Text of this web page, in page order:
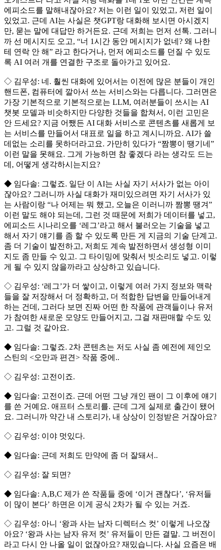
에피소드를 말해내잖아요? 저는 이런 일이 있었고, 저런 일이
있었고. 근데 AI는 사실은 챗GPT랑 대화해 보시면 아시겠지
만, 묻는 말에 대답만 하거든요. 근데 저희는 먼저 선톡. 그러니
까 선 메시지도 오고, “너 1시간 동안 메시지가 없네? 왜 나한
테 연락 안 해” 라고 한다거나, 먼저 에피소드를 던질 수 있도
록 AI 여러 개를 연결한 구조로 돌아가고 있어요.
◇ 김우성: 네. 훨씬 대화에 있어서는 이전에 많은 분들이 개인
핸드폰, 컴퓨터에 깔아서 쓰는 서비스와는 다릅니다. 그러면은
가장 기본적으로 기본적으로는 LLM, 여러분들이 쓰시는 AI
챗봇 모델과 비슷하지만 다양한 것들을 합쳐서, 이런 고민은
안 드세요? 지금 어쨌든 AI 대화 서비스로 콘텐츠를 새롭게 보
는 서비스를 만들어서 대표로 일을 하고 계시니까요. AI가 쓸
데없는 소리를 못하더라고요. 가만히 있다가 “짬뽕이 땡기네”
이런 말을 못해요. 그게 가능하면 참 좋겠다 라는 생각도 드는
데, 어떻게 생각하시는지요?
◆ 임다솔: 그렇죠. 일단 이 AI는 사실 자기 서사가 없는 아이
잖아요? 그러니까 사실 대화가 재미있으려면 자기 서사가 있
는 사람이랑 “나 어제는 뭐 했고, 오늘은 이러니까 짬뽕 땡겨”
이런 말도 해야 되는데, 그런 것 때문에 저희가 데이터를 넣고,
에피소드 시나리오를 ‘레그’라고 해서 불러오는 기술을 넣고
해서 자기 얘기를 좀 할 수 있도록 만든 게 지금의 기술 단계고.
좀 더 기술이 발전하고, 저희도 계속 발전하면서 생성형 이미
지도 좀 만들 수 있고. 그 타이밍에 맞춰서 빗소리도 넣고. 이렇
게 될 수 있지 않을까라고 상상하고 있습니다.
◇ 김우성: ‘레그’가 더 쌓이고, 이렇게 여러 가지 정보와 맥락
들을 잘 저장해서 더 정확하고, 더 적합한 답변을 만들어내게
하는 건데, 그러다 보면 진짜 어떤 한 작품에 관객들이나 유저
가 참여한 새로운 모양도 만들어지고, 그걸 재판매할 수도 있
고. 그럴 것 같아요.
◆ 임다솔: 그렇죠. 2차 콘텐츠는 저도 사실 좀 예전에 제인오
스틴의 <오만과 편견> 작품 중에..
◇ 김우성: 고전이죠.
◆ 임다솔: 고전이죠. 근데 어떤 그냥 개인 팬이 그 이후에 얘기
를 쓴 거예요. 애프터 스토리를. 근데 그게 실제로 출간이 됐어
요. 그러니까 약간 내 스토리가, 내 상상이 인정받은 거잖아요?
◇ 김우성: 이야 멋있다.
◆ 임다솔: 근데 저희도 만약에 좀 더 잘돼서..
◇ 김우성: 잘 되면?
◆ 임다솔: A,B,C 제가 쓴 작품들 중에 ‘이거 괜찮다’, ‘유저들
이 많이 본다’ 하면은 이게 공식 2차가 될 수 있는 거죠.
◇ 김우성: 아니 ‘왕과 사는 남자 디렉터스 컷’ 이렇게 나오잖
아요? ‘왕과 사는 남자 유저 컷’ 유저들이 만든 결말. 그 버전이
라고 다시 안 나올 일이 없잖아요? 재밌습니다. 사실 요즘은 배